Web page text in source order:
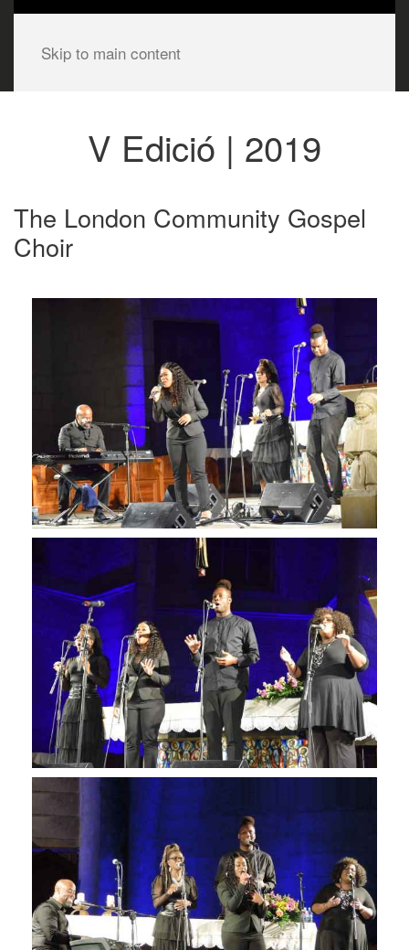
Skip to main content
V Edició | 2019
The London Community Gospel
Choir